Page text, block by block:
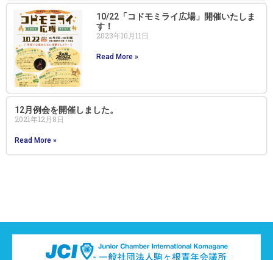
10/22「コドモミライ広場」開催いたしま
す！
2023年10月11日
Read More »
12月例会を開催しました。
2021年12月8日
Read More »